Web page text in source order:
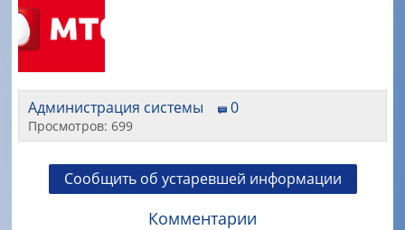
Администрация системы 0
Просмотров: 699
Сообщить об устаревшей информации
Комментарии